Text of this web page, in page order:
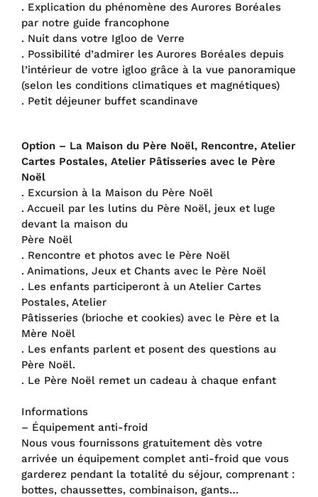
. Explication du phénomène des Aurores Boréales
par notre guide francophone
. Nuit dans votre Igloo de Verre
. Possibilité d’admirer les Aurores Boréales depuis
l’intérieur de votre igloo grâce à la vue panoramique
(selon les conditions climatiques et magnétiques)
. Petit déjeuner buffet scandinave
Option – La Maison du Père Noël, Rencontre, Atelier
Cartes Postales, Atelier Pâtisseries avec le Père
Noël
. Excursion à la Maison du Père Noël
. Accueil par les lutins du Père Noël, jeux et luge
devant la maison du
Père Noël
. Rencontre et photos avec le Père Noël
. Animations, Jeux et Chants avec le Père Noël
. Les enfants participeront à un Atelier Cartes
Postales, Atelier
Pâtisseries (brioche et cookies) avec le Père et la
Mère Noël
. Les enfants parlent et posent des questions au
Père Noël.
. Le Père Noël remet un cadeau à chaque enfant
Informations
– Équipement anti-froid
Nous vous fournissons gratuitement dès votre
arrivée un équipement complet anti-froid que vous
garderez pendant la totalité du séjour, comprenant :
bottes, chaussettes, combinaison, gants…